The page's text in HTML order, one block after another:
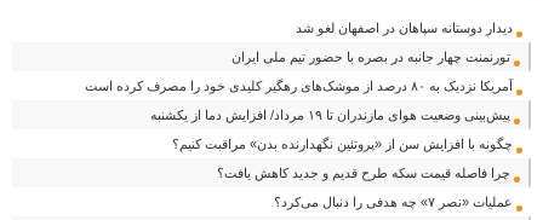
دیدار دوستانه سپاهان در اصفهان لغو شد
تورنمنت چهار جانبه در بصره با حضور تیم ملی ایران
آمریکا نزدیک به ۸۰ درصد از موشک‌های رهگیر کلیدی خود را مصرف کرده است
پیش‌بینی وضعیت هوای مازندران تا ۱۹ مرداد/ افزایش دما از یکشنبه
چگونه با افزایش سن از «پروتئین نگهدارنده بدن» مراقبت کنیم؟
چرا فاصله قیمت سکه طرح قدیم و جدید کاهش یافت؟
عملیات «نصر ۷» چه هدفی را دنبال می‌کرد؟